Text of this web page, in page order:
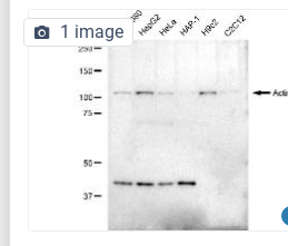
1 image